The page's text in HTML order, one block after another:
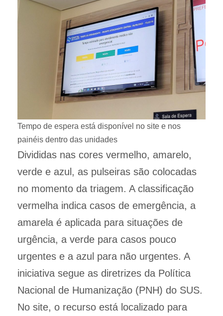
Tempo de espera está disponível no site e nos
painéis dentro das unidades
Divididas nas cores vermelho, amarelo,
verde e azul, as pulseiras são colocadas
no momento da triagem. A classificação
vermelha indica casos de emergência, a
amarela é aplicada para situações de
urgência, a verde para casos pouco
urgentes e a azul para não urgentes. A
iniciativa segue as diretrizes da Política
Nacional de Humanização (PNH) do SUS.
No site, o recurso está localizado para